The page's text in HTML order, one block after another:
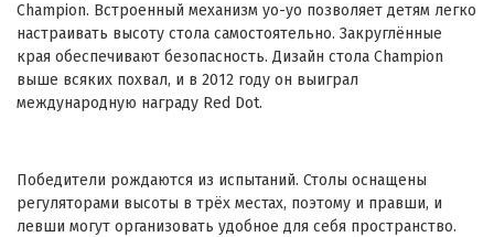
Champion. Встроенный механизм yo-yo позволяет детям легко
настраивать высоту стола самостоятельно. Закруглённые
края обеспечивают безопасность. Дизайн стола Champion
выше всяких похвал, и в 2012 году он выиграл
международную награду Red Dot.
Победители рождаются из испытаний. Столы оснащены
регуляторами высоты в трёх местах, поэтому и правши, и
левши могут организовать удобное для себя пространство.